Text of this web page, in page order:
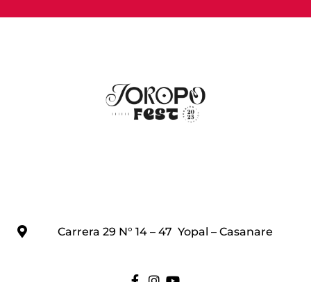
Carrera 29 N° 14 – 47 Yopal – Casanare